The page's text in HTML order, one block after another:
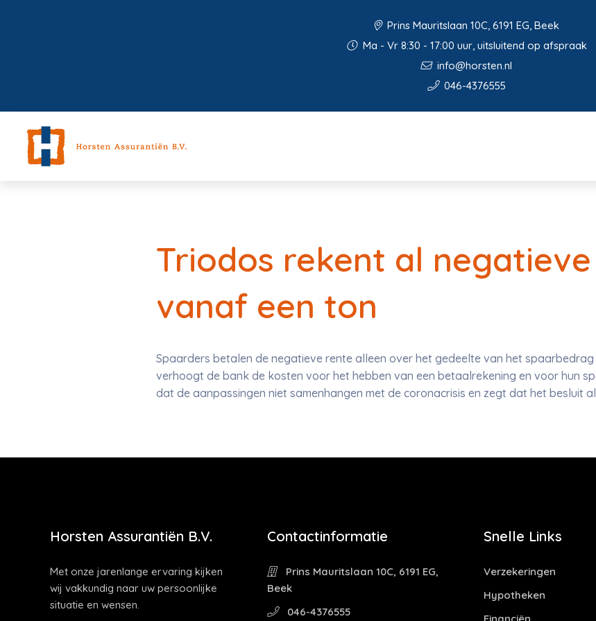
Prins Mauritslaan 10C, 6191 EG, Beek
Ma - Vr 8:30 - 17:00 uur, uitsluitend op afspraak
info@horsten.nl
046-4376555
Triodos rekent al
vanaf een ton
Spaarders betalen de negatieve rente alleen over het gedeelte van het spaarbedrag
verhoogt de bank de kosten voor het hebben van een betaalrekening en voor hun
dat de aanpassingen niet samenhangen met de coronacrisis en zegt dat het besluit
Horsten Assurantiën B.V.
Met onze jarenlange ervaring kijken
wij vakkundig naar uw persoonlijke
situatie en wensen.
Contactinformatie
Prins Mauritslaan 10C, 6191 EG,
Beek
046-4376555
Snelle Links
Verzekeringen
Hypotheken